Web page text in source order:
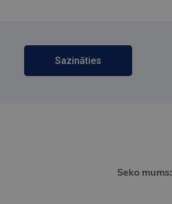
Sazināties
Seko mums: